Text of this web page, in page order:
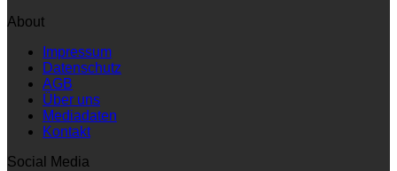
About
Impressum
Datenschutz
AGB
Über uns
Mediadaten
Kontakt
Social Media